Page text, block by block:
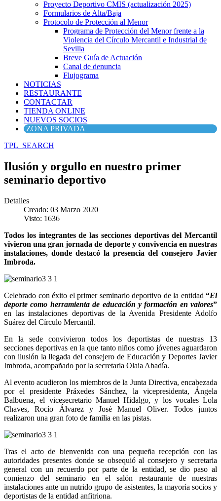
Proyecto Deportivo CMIS (actualización 2025)
Formularios de Alta/Baja
Protocolo de Protección al Menor
Programa de Protección del Menor frente a la
Violencia del Círculo Mercantil e Industrial de
Sevilla
Breve Guía de Actuación
Canal de denuncia
Flujograma
NOTICIAS
RESTAURANTE
CONTACTAR
TIENDA ONLINE
NUEVOS SOCIOS
ZONA PRIVADA
TPL_SEARCH
Ilusión y orgullo en nuestro primer
seminario deportivo
Detalles
Creado: 03 Marzo 2020
Visto: 1636
Todos los integrantes de las secciones deportivas del Mercantil
vivieron una gran jornada de deporte y convivencia en nuestras
instalaciones, donde destacó la presencia del consejero Javier
Imbroda.
Celebrado con éxito el primer seminario deportivo de la entidad “El
deporte como herramienta de educación y formación en valores”
en las instalaciones deportivas de la Avenida Presidente Adolfo
Suárez del Círculo Mercantil.
En la sede convivieron todos los deportistas de nuestras 13
secciones deportivas en la que tanto niños como jóvenes aguardaron
con ilusión la llegada del consejero de Educación y Deportes Javier
Imbroda, acompañado por la secretaria Olaia Abadía.
Al evento acudieron los miembros de la Junta Directiva, encabezada
por el presidente Práxedes Sánchez, la vicepresidenta, Ángela
Balbuena, el vicesecretario Manuel Hidalgo, y los vocales Lola
Chaves, Rocío Álvarez y José Manuel Oliver. Todos juntos
realizaron una gran foto de familia en las pistas.
Tras el acto de bienvenida con una pequeña recepción con las
autoridades presentes donde se obsequió al consejero y secretaria
general con un recuerdo por parte de la entidad, se dio paso al
comienzo del seminario en el salón restaurante de nuestras
instalaciones ante un nutrido grupo de asistentes, la mayoría socios y
deportistas de la entidad anfitriona.